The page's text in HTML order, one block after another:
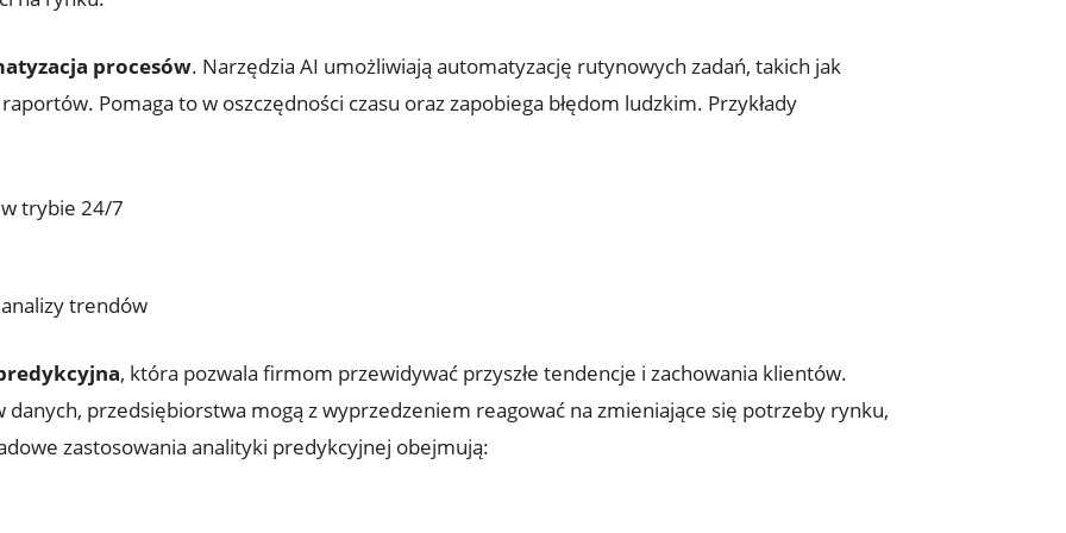
procesów. Narzędzia AI⁤ umożliwiają automatyzację rutynowych zadań, takich jak
Pomaga to w oszczędności ⁢czasu oraz zapobiega⁣ błędom ludzkim. Przykłady
trybie 24/7
trendów
, która pozwala firmom przewidywać⁢ przyszłe tendencje i zachowania klientów.
danych, przedsiębiorstwa‌ mogą z wyprzedzeniem reagować na zmieniające się potrzeby rynku,
zastosowania analityki predykcyjnej obejmują: